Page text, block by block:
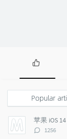
P
p
u
l
a
r
Popular
苹果 iOS
评
1256